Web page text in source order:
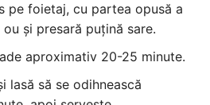
pe foietaj, cu partea opusă a
și presară puțină sare.
aproximativ 20-25 minute.
lasă să se odihnească